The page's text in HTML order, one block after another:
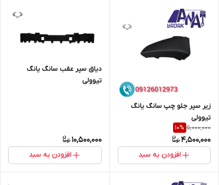
زیر سپر جلو چپ سانگ یانگ
تیوولی
5,000,000
10%
4,500,000
افزودن به سبد
دیاق سپر عقب سانگ یانگ
تیوولی
10,500,000
افزودن به سبد